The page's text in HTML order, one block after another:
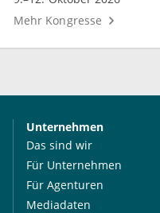
Mehr Kongresse
Unternehmen
Das sind wir
Für Unternehmen
Für Agenturen
Mediadaten